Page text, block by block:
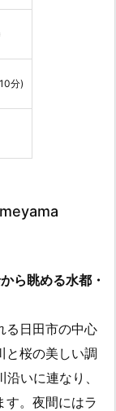
分)
ら眺める水都・
る日田市の中心
と桜の美しい調
沿いに連なり、
す。夜間にはラ